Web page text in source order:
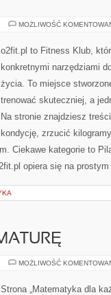
MOŻLIWOŚĆ
o2fit.pl to Fitness Klub,
konkretnymi narzędziami
życia. To miejsce
trenować skuteczniej, a
Na stronie znajdziesz
kondycję, zrzucić
Ciekawe kategorie to
opiera się na
MOŻLIWOŚĆ
Strona „Matematyka dla